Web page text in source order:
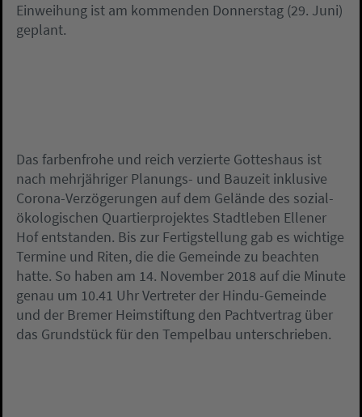
Einweihung ist am kommenden Donnerstag (29. Juni)
geplant.
Das farbenfrohe und reich verzierte Gotteshaus ist
nach mehrjähriger Planungs- und Bauzeit inklusive
Corona-Verzögerungen auf dem Gelände des sozial-
ökologischen Quartierprojektes Stadtleben Ellener
Hof entstanden. Bis zur Fertigstellung gab es wichtige
Termine und Riten, die die Gemeinde zu beachten
hatte. So haben am 14. November 2018 auf die Minute
genau um 10.41 Uhr Vertreter der Hindu-Gemeinde
und der Bremer Heimstiftung den Pachtvertrag über
das Grundstück für den Tempelbau unterschrieben.